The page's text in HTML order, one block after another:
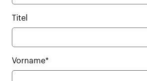
Titel
Vorname*